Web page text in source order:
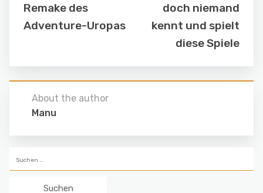
Remake des
Adventure-Uropas
doch niemand
kennt und spielt
diese Spiele
About the author
Manu
nach: